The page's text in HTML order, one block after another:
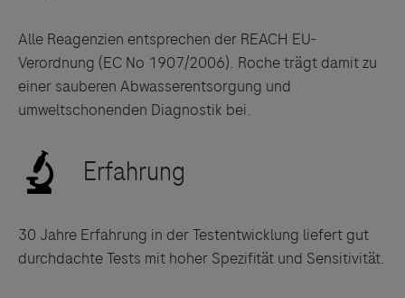
Alle Reagenzien entsprechen der REACH EU-
Verordnung (EC No 1907/2006). Roche trägt damit zu
einer sauberen Abwasserentsorgung und
umweltschonenden Diagnostik bei.
30 Jahre Erfahrung in der Testentwicklung liefert gut
durchdachte Tests mit hoher Spezifität und Sensitivität.